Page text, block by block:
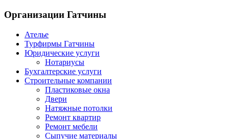
Организации Гатчины
Ателье
Турфирмы Гатчины
Юридические услуги
Нотариусы
Бухгалтерские услуги
Строительные компании
Пластиковые окна
Двери
Натяжные потолки
Ремонт квартир
Ремонт мебели
Сыпучие материалы